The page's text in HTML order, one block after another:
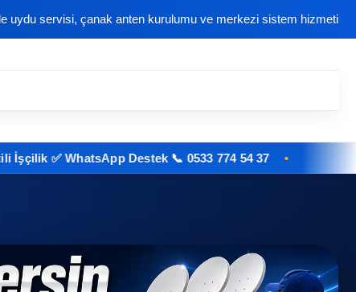
uydu servisi, çanak anten kurulumu ve merkezi sistem hizmeti
✅ WhatsApp Destek 📞 0533 774 54 37